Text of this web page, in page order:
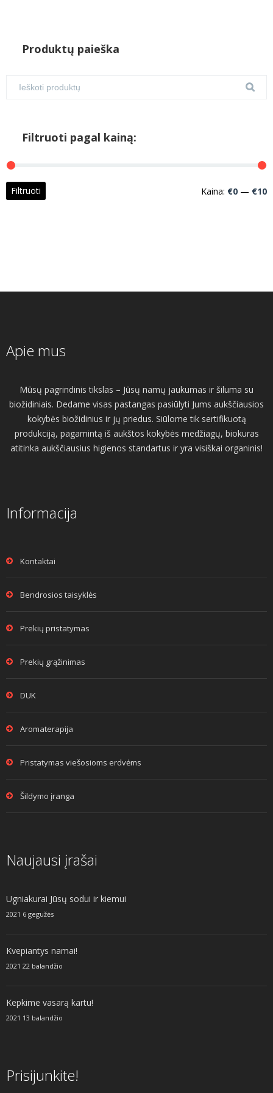
Produktų paieška
Filtruoti pagal kainą:
Filtruoti Kaina: €0 — €10
Apie mus
Mūsų pagrindinis tikslas – Jūsų namų jaukumas ir šiluma su
biožidiniais. Dedame visas pastangas pasiūlyti Jums aukščiausios
kokybės biožidinius ir jų priedus. Siūlome tik sertifikuotą
produkciją, pagamintą iš aukštos kokybės medžiagų, biokuras
atitinka aukščiausius higienos standartus ir yra visiškai organinis!
Informacija
Kontaktai
Bendrosios taisyklės
Prekių pristatymas
Prekių grąžinimas
DUK
Aromaterapija
Pristatymas viešosioms erdvėms
Šildymo įranga
Naujausi įrašai
Ugniakurai Jūsų sodui ir kiemui
2021 6 gegužės
Kvepiantys namai!
2021 22 balandžio
Kepkime vasarą kartu!
2021 13 balandžio
Prisijunkite!